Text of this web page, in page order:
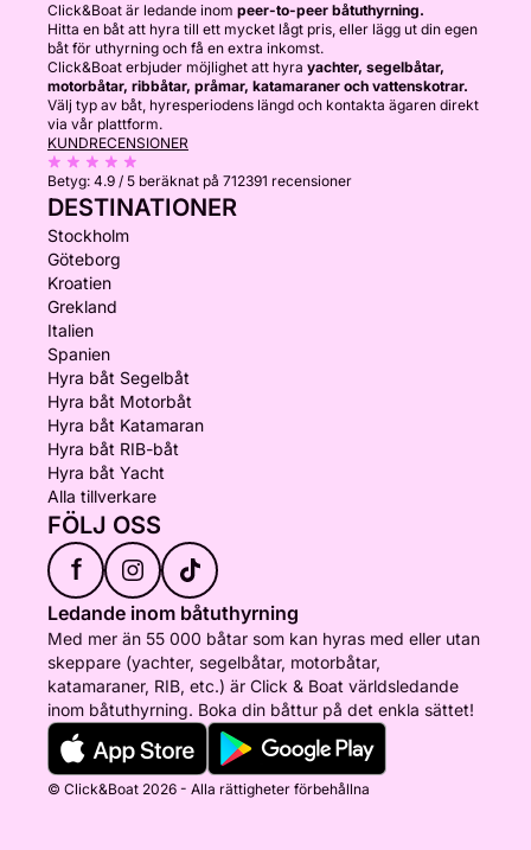
Click&Boat är ledande inom peer-to-peer båtuthyrning.
Hitta en båt att hyra till ett mycket lågt pris, eller lägg ut din egen
båt för uthyrning och få en extra inkomst.
Click&Boat erbjuder möjlighet att hyra yachter, segelbåtar,
motorbåtar, ribbåtar, pråmar, katamaraner och vattenskotrar.
Välj typ av båt, hyresperiodens längd och kontakta ägaren direkt
via vår plattform.
KUNDRECENSIONER
Betyg: 4.9 / 5 beräknat på 712391 recensioner
DESTINATIONER
Stockholm
Göteborg
Kroatien
Grekland
Italien
Spanien
Hyra båt Segelbåt
Hyra båt Motorbåt
Hyra båt Katamaran
Hyra båt RIB-båt
Hyra båt Yacht
Alla tillverkare
FÖLJ OSS
f
Ledande inom båtuthyrning
Med mer än 55 000 båtar som kan hyras med eller utan
skeppare (yachter, segelbåtar, motorbåtar,
katamaraner, RIB, etc.) är Click & Boat världsledande
inom båtuthyrning. Boka din båttur på det enkla sättet!
© Click&Boat 2026 - Alla rättigheter förbehållna